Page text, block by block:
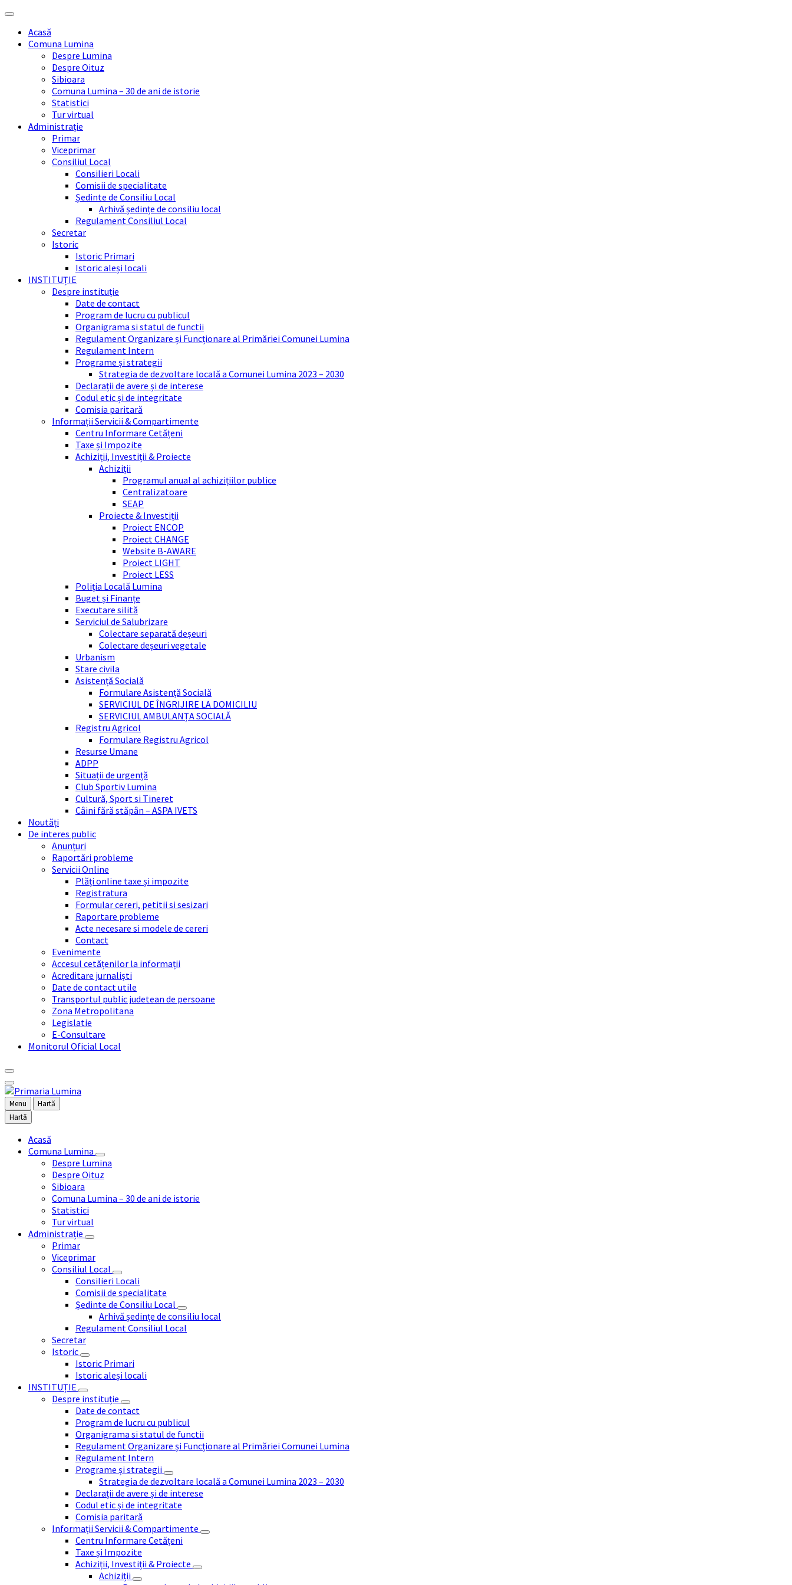
Skip
content
Skip
sidebar
Skip
right
sidebar
Skip
footerAcasă
Comuna Lumina
Despre Lumina
Despre Oituz
Sibioara
Comuna Lumina – 30 de ani de istorie
Statistici
Tur virtual
Administrație
Primar
Viceprimar
Consiliul Local
Consilieri Locali
Comisii de specialitate
Ședinte de Consiliu Local
Arhivă ședințe de consiliu local
Regulament Consiliul Local
Secretar
Istoric
Istoric Primari
Istoric aleși locali
INSTITUȚIE
Despre instituție
Date de contact
Program de lucru cu publicul
Organigrama si statul de functii
Regulament Organizare și Funcționare al Primăriei Comunei Lumina
Regulament Intern
Programe și strategii
Strategia de dezvoltare locală a Comunei Lumina 2023 – 2030
Declarații de avere și de interese
Codul etic și de integritate
Comisia paritară
Informații Servicii & Compartimente
Centru Informare Cetățeni
Taxe și Impozite
Achiziții, Investiții & Proiecte
Achiziții
Programul anual al achizițiilor publice
Centralizatoare
SEAP
Proiecte & Investiții
Proiect ENCOP
Proiect CHANGE
Website B-AWARE
Proiect LIGHT
Proiect LESS
Poliția Locală Lumina
Buget și Finanțe
Executare silită
Serviciul de Salubrizare
Colectare separată deșeuri
Colectare deșeuri vegetale
Urbanism
Stare civila
Asistență Socială
Formulare Asistență Socială
SERVICIUL DE ÎNGRIJIRE LA DOMICILIU
SERVICIUL AMBULANȚA SOCIALĂ
Registru Agricol
Formulare Registru Agricol
Resurse Umane
ADPP
Situații de urgență
Club Sportiv Lumina
Cultură, Sport si Tineret
Câini fără stăpân – ASPA IVETS
Noutăți
De interes public
Anunțuri
Raportări probleme
Servicii Online
Plăți online taxe și impozite
Registratura
Formular cereri, petitii si sesizari
Raportare probleme
Acte necesare si modele de cereri
Contact
Evenimente
Accesul cetățenilor la informații
Acreditare jurnaliști
Date de contact utile
Transportul public judetean de persoane
Zona Metropolitana
Legislatie
E-Consultare
Monitorul Oficial Local
Menu
Hartă
Hartă
Acasă
Comuna Lumina
Despre Lumina
Despre Oituz
Sibioara
Comuna Lumina – 30 de ani de istorie
Statistici
Tur virtual
Administrație
Primar
Viceprimar
Consiliul Local
Consilieri Locali
Comisii de specialitate
Ședinte de Consiliu Local
Arhivă ședințe de consiliu local
Regulament Consiliul Local
Secretar
Istoric
Istoric Primari
Istoric aleși locali
INSTITUȚIE
Despre instituție
Date de contact
Program de lucru cu publicul
Organigrama si statul de functii
Regulament Organizare și Funcționare al Primăriei Comunei Lumina
Regulament Intern
Programe și strategii
Strategia de dezvoltare locală a Comunei Lumina 2023 – 2030
Declarații de avere și de interese
Codul etic și de integritate
Comisia paritară
Informații Servicii & Compartimente
Centru Informare Cetățeni
Taxe și Impozite
Achiziții, Investiții & Proiecte
Achiziții